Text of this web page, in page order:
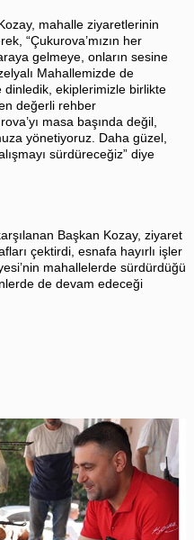
mahalle ziyaretlerinin
“Çukurova’mızın her
gelmeye, onların sesine
Mahallemizde de
dinledik, ekiplerimizle birlikte
değerli rehber
masa başında değil,
yönetiyoruz. Daha güzel,
sürdüreceğiz” diye
Başkan Kozay, ziyaret
çektirdi, esnafa hayırlı işler
mahallelerde sürdürdüğü
de devam edeceği